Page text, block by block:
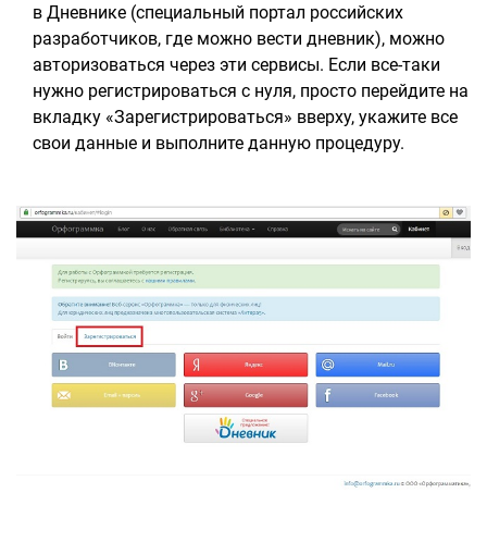
в Дневнике (специальный портал российских
разработчиков, где можно вести дневник), можно
авторизоваться через эти сервисы. Если все-таки
нужно регистрироваться с нуля, просто перейдите на
вкладку «Зарегистрироваться» вверху, укажите все
свои данные и выполните данную процедуру.